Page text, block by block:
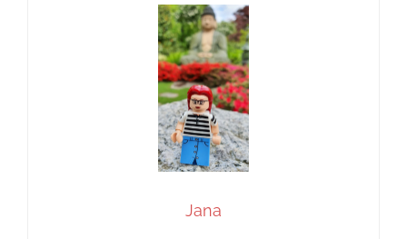
Jana